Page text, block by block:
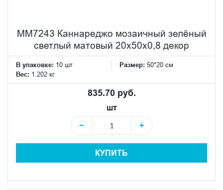
MM7243 Каннареджо мозаичный зелёный
светлый матовый 20x50x0,8 декор
В упаковке: 10 шт Размер: 50*20 см
Вес: 1.202 кг
835.70 руб.
шт
−
+
КУПИТЬ